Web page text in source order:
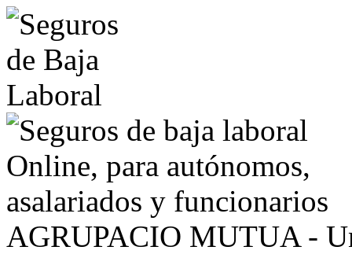
AGRUPACIO MUTUA -